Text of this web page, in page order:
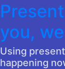
you,
Using
happening